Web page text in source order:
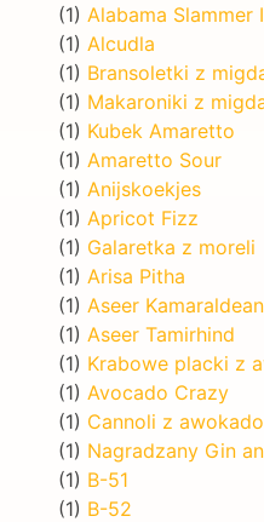
(1) Alabama Slammer
(1) Alcudla
(1) Bransoletki z
(1) Makaroniki z
(1) Kubek Amaretto
(1) Amaretto Sour
(1) Anijskoekjes
(1) Apricot Fizz
(1) Galaretka z moreli
(1) Arisa Pitha
(1) Aseer Kamaraldean
(1) Aseer Tamirhind
(1) Krabowe placki z
(1) Avocado Crazy
(1) Cannoli z
(1) Nagradzany Gin
(1) B-51
(1) B-52